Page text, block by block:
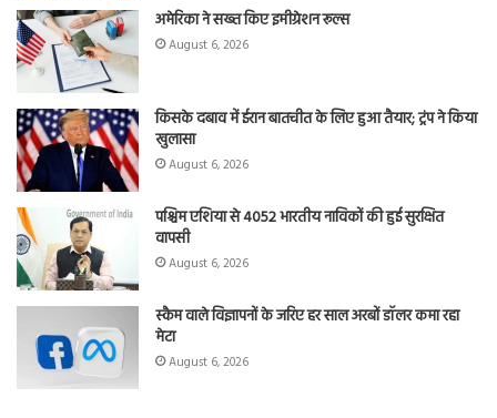
अमेरिका ने सख्त किए इमीग्रेशन रूल्स
August 6, 2026
किसके दबाव में ईरान बातचीत के लिए हुआ तैयार; ट्रंप ने किया
खुलासा
August 6, 2026
पश्चिम एशिया से 4052 भारतीय नाविकों की हुई सुरक्षित
वापसी
August 6, 2026
स्कैम वाले विज्ञापनों के जरिए हर साल अरबों डॉलर कमा रहा
मेटा
August 6, 2026